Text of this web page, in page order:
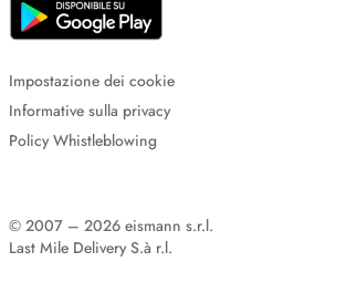
Impostazione dei cookie
Informative sulla privacy
Policy Whistleblowing
© 2007 – 2026 eismann s.r.l.
Last Mile Delivery S.à r.l.